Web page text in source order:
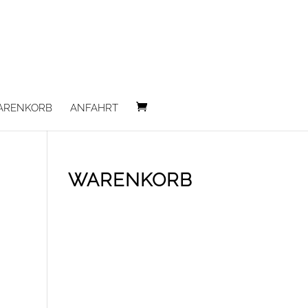
ANFAHRT
WARENKORB